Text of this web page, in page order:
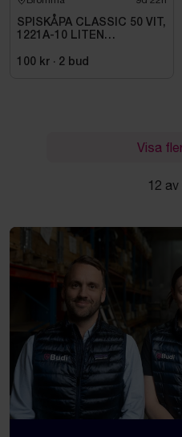
SPISKÅPA CLASSIC 50 VIT,
1221A-10 LITEN
100 kr · 2 bud
Visa
12